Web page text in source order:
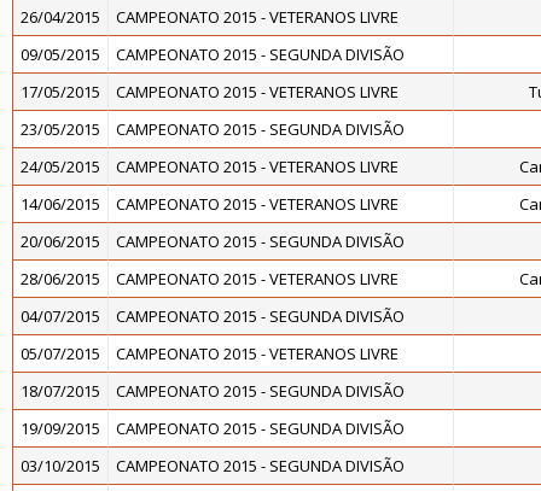
26/04/2015
CAMPEONATO 2015 - VETERANOS LIVRE
09/05/2015
CAMPEONATO 2015 - SEGUNDA DIVISÃO
17/05/2015
CAMPEONATO 2015 - VETERANOS LIVRE
23/05/2015
CAMPEONATO 2015 - SEGUNDA DIVISÃO
24/05/2015
CAMPEONATO 2015 - VETERANOS LIVRE
14/06/2015
CAMPEONATO 2015 - VETERANOS LIVRE
20/06/2015
CAMPEONATO 2015 - SEGUNDA DIVISÃO
28/06/2015
CAMPEONATO 2015 - VETERANOS LIVRE
04/07/2015
CAMPEONATO 2015 - SEGUNDA DIVISÃO
05/07/2015
CAMPEONATO 2015 - VETERANOS LIVRE
18/07/2015
CAMPEONATO 2015 - SEGUNDA DIVISÃO
19/09/2015
CAMPEONATO 2015 - SEGUNDA DIVISÃO
03/10/2015
CAMPEONATO 2015 - SEGUNDA DIVISÃO